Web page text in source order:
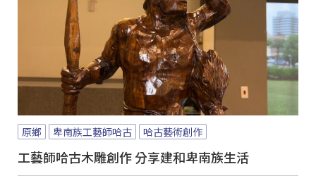
原鄉 卑南族工藝師哈古 哈古藝術創作
工藝師哈古木雕創作 分享建和卑南族生活